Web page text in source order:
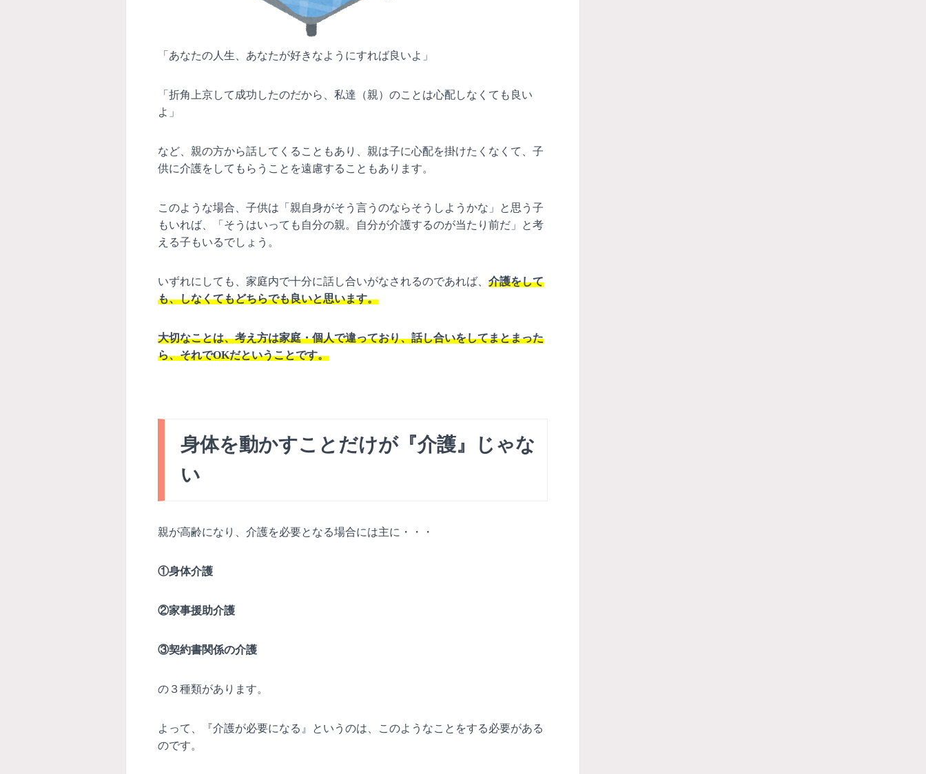
「あなたの人生、あなたが好きなようにすれば良いよ」
「折角上京して成功したのだから、私達（親）のことは心配しなくても良い
よ」
など、親の方から話してくることもあり、親は子に心配を掛けたくなくて、子
供に介護をしてもらうことを遠慮することもあります。
このような場合、子供は「親自身がそう言うのならそうしようかな」と思う子
もいれば、「そうはいっても自分の親。自分が介護するのが当たり前だ」と考
える子もいるでしょう。
いずれにしても、家庭内で十分に話し合いがなされるのであれば、 介護をして
も、しなくてもどちらでも良いと思います。
大切なことは、考え方は家庭・個人で違っており、話し合いをしてまとまった
ら、それでOKだということです。
身体を動かすことだけが『介護』じゃな
い
親が高齢になり、介護を必要となる場合には主に・・・
①身体介護
②家事援助介護
③契約書関係の介護
の３種類があります。
よって、『介護が必要になる』というのは、このようなことをする必要がある
のです。